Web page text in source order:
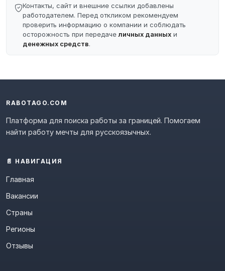
Контакты, сайт и внешние ссылки добавлены
работодателем. Перед откликом рекомендуем
проверить информацию о компании и соблюдать
осторожность при передачеличных данных и
денежных средств.
RABOTAGO.COM
Платформа для поиска работы за границей. Помогаем
найти работу мечты для русскоязычных.
📄 НАВИГАЦИЯ
Главная
Вакансии
Страны
Регионы
Отзывы